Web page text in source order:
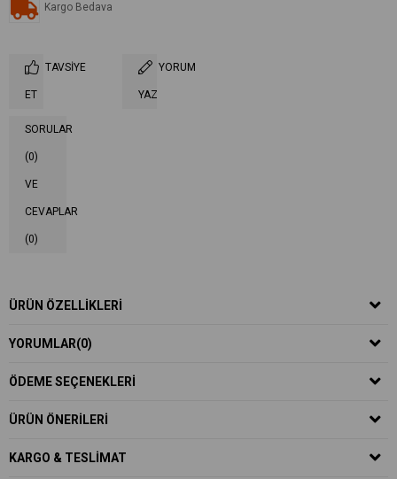
Kargo Bedava
TAVSIYE
ET
YORUM
YAZ
SORULAR
(0)
VE
CEVAPLAR
(0)
ÜRÜN ÖZELLIKLERI
YORUMLAR(0)
ÖDEME SEÇENEKLERI
ÜRÜN ÖNERILERI
KARGO & TESLIMAT